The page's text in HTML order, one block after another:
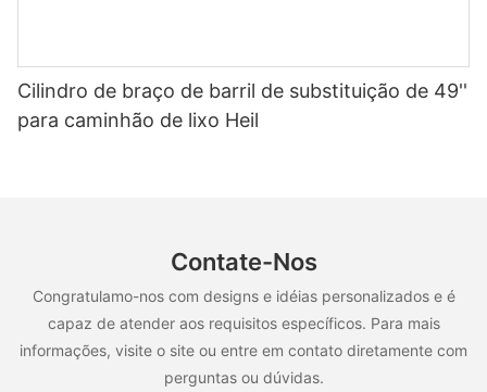
Cilindro de braço de barril de substituição de 49''
para caminhão de lixo Heil
Contate-Nos
Congratulamo-nos com designs e idéias personalizados e é
capaz de atender aos requisitos específicos. Para mais
informações, visite o site ou entre em contato diretamente com
perguntas ou dúvidas.